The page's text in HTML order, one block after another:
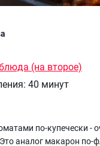
(на второе)
40 минут
по-купечески
аналог макарон по-